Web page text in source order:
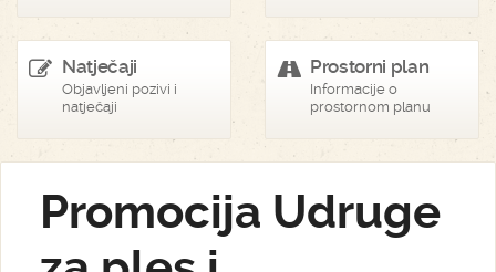
Natječaji
Objavljeni pozivi i
natječaji
Prostorni plan
Informacije o
prostornom planu
Promocija Udruge